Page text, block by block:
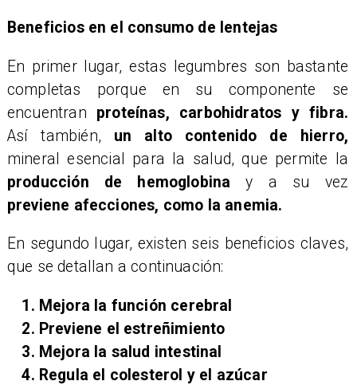
Beneficios en el consumo de lentejas
En primer lugar, estas legumbres son bastante
completas porque en su componente se
encuentran proteínas, carbohidratos y fibra.
Así también, un alto contenido de hierro,
mineral esencial para la salud, que permite la
producción de hemoglobinay a su vez
previene afecciones, como la anemia.
En segundo lugar, existen seis beneficios claves,
que se detallan a continuación:
Mejora la función cerebral
Previene el estreñimiento
Mejora la salud intestinal
Regula el colesterol y el azúcar